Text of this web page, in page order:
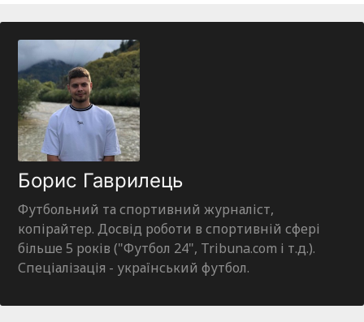
Борис Гаврилець
Футбольний та спортивний журналіст,
копірайтер. Досвід роботи в спортивній сфері
більше 5 років ("Футбол 24", Tribuna.com і т.д.).
Спеціалізація - український футбол.